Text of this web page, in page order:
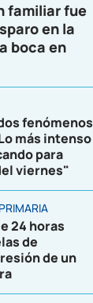
familiar fue
en la
boca en
fenómenos
más intenso
para
viernes"
24 horas
de
de un